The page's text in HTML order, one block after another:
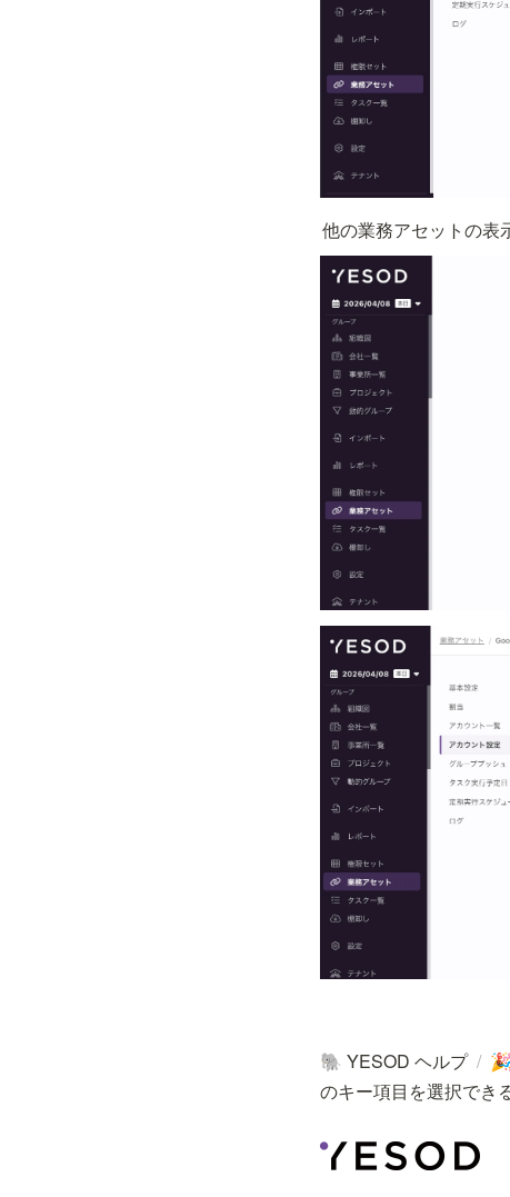
他の業務アセットの表
🐘 YESOD ヘルプ / 🎉
のキー項目を選択でき